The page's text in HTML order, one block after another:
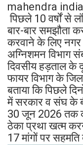
mahendra
पिछले 10 वर्षों से
बार-बार समझौता
करवाने के लिए नगर
अग्निशमन विभाग
दिवसीय हड़ताल के
फायर विभाग के
बताया कि पिछले
में सरकार व संघ के
30 जून 2026 तक
ठेका प्रथा खत्म
17 मांगों पर सहमति